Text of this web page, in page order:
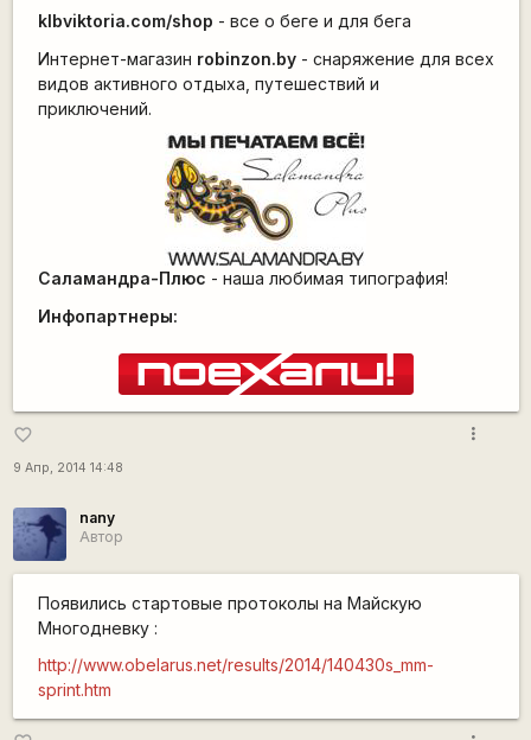
klbviktoria.com/shop - все о беге и для бега
Интернет-магазин robinzon.by- снаряжение для всех
видов активного отдыха, путешествий и
приключений.
Саламандра-Плюс - наша любимая типография!
Инфопартнеры:
favorite_border
9 Апр, 2014 14:48
more_vert
nany
Автор
Появились стартовые протоколы на Майскую
Многодневку :
http://www.obelarus.net/results/2014/140430s_mm-
sprint.htm